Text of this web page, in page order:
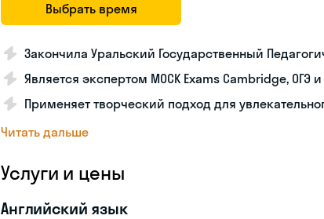
Выбрать время
Закончила Уральский Государственный
Является экспертом MOCK Exams Cambridge, ОГЭ и
Применяет творческий подход для
Читать дальше
Услуги и цены
Английский язык